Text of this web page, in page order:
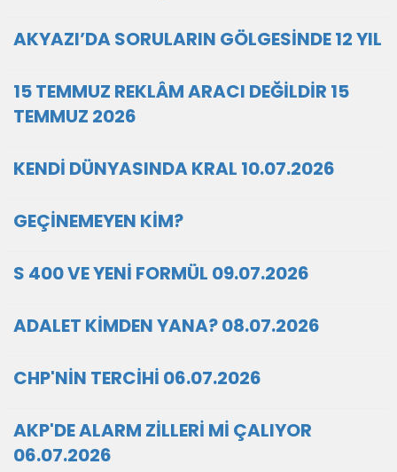
AKYAZI’DA SORULARIN GÖLGESİNDE 12 YIL
15 TEMMUZ REKLÂM ARACI DEĞİLDİR 15
TEMMUZ 2026
KENDİ DÜNYASINDA KRAL 10.07.2026
GEÇİNEMEYEN KİM?
S 400 VE YENİ FORMÜL 09.07.2026
ADALET KİMDEN YANA? 08.07.2026
CHP'NİN TERCİHİ 06.07.2026
AKP'DE ALARM ZİLLERİ Mİ ÇALIYOR
06.07.2026